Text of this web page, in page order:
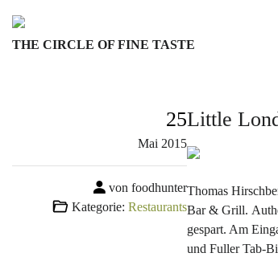
content
THE CIRCLE OF FINE TASTE
25
Mai 2015
von foodhunter
Kategorie: Restaurants
Little
Thomas
Bar & Grill.
gespart. Am
und Fuller Tab-